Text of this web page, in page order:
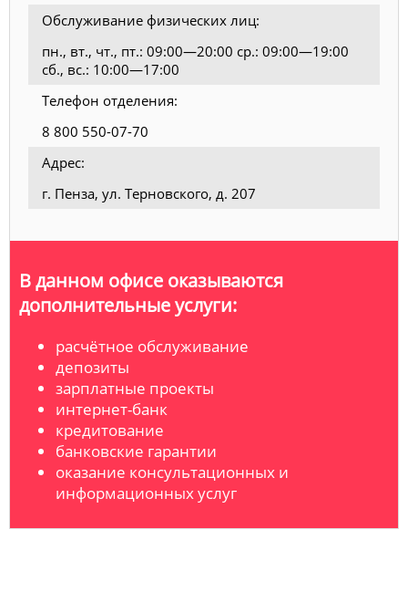
Обслуживание физических лиц:
пн., вт., чт., пт.: 09:00—20:00 ср.: 09:00—19:00
сб., вс.: 10:00—17:00
Телефон отделения:
8 800 550-07-70
Адрес:
г. Пенза, ул. Терновского, д. 207
В данном офисе оказываются
дополнительные услуги:
расчётное обслуживание
депозиты
зарплатные проекты
интернет-банк
кредитование
банковские гарантии
оказание консультационных и
информационных услуг